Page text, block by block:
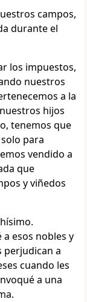
campos,
durante el
los impuestos,
nuestros
a la
hijos
tenemos que
para
vendido a
que
y viñedos
esos nobles y
perjudican a
cuando les
a una